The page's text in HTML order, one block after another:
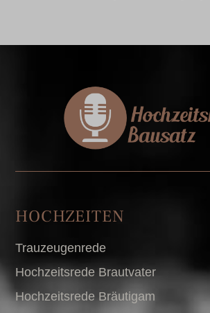
HOCHZEITEN
Trauzeugenrede
Hochzeitsrede Brautvater
Hochzeitsrede Bräutigam